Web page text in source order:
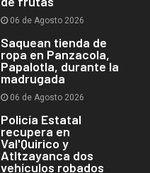
06 de Agosto 2026
Saquean tienda de
ropa en Panzacola,
Papalotla, durante la
madrugada
06 de Agosto 2026
Policía Estatal
recupera en
Val'Quirico y
Atltzayanca dos
vehículos robados